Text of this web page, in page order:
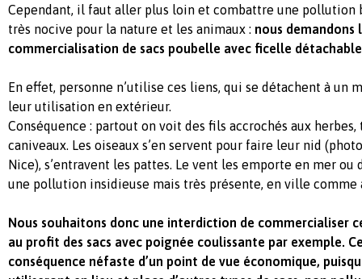
Cependant, il faut aller plus loin et combattre une pollution
très nocive pour la nature et les animaux : nous demandons
commercialisation de sacs poubelle avec ficelle
En effet, personne n’utilise ces liens, qui se détachent à un
leur utilisation en extérieur.
Conséquence : partout on voit des fils accrochés aux herbes,
caniveaux. Les oiseaux s’en servent pour faire leur nid
Nice), s’entravent les pattes. Le vent les emporte en mer ou
une pollution insidieuse mais très présente, en ville comme
Nous souhaitons donc une interdiction de commercialiser
au profit des sacs avec poignée coulissante par exemple.
conséquence néfaste d’un point de vue économique,